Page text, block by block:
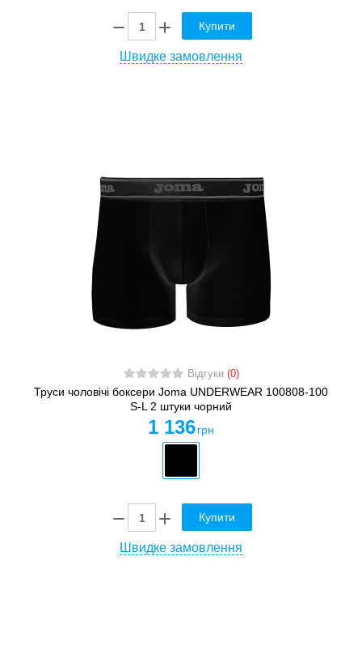
Купити
Швидке замовлення
Відгуки (0)
Труси чоловічі боксери Joma UNDERWEAR 100808-100
S-L 2 штуки чорний
1 136 грн
Купити
Швидке замовлення